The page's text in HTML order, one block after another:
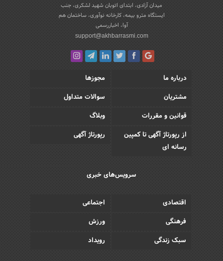
میدان آزادی، ابتدای اتوبان شهید لشکری، جنب
ایستگاه مترو بیمه، کارخانه نوآوری، ساختمان هم
آوا، اخباررسمی
support@akhbarrasmi.com
درباره ما
مجوزها
مشتریان
سوالات متداول
قوانین و مقررات
وبلاگ
از رپورتاژ آگهی تا کمپین
رسانه ای
رپورتاژ آگهی
سرویس‌های خبری
اقتصادی
اجتماعی
فرهنگی
ورزش
سبک زندگی
رویداد